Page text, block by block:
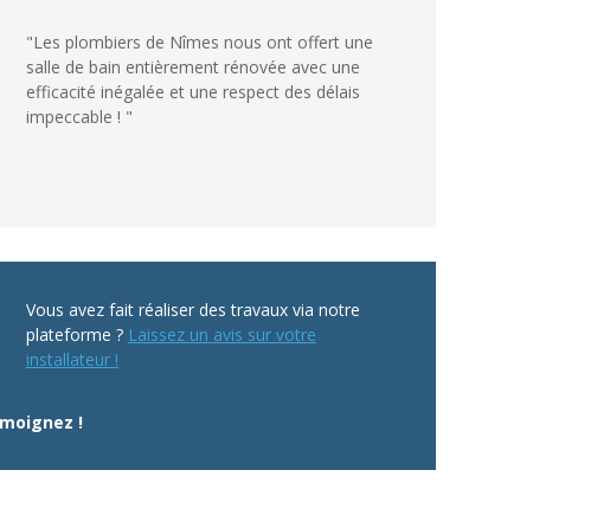
"Les plombiers de Nîmes nous ont offert une
salle de bain entièrement rénovée avec une
efficacité inégalée et une respect des délais
impeccable ! "
Vous avez fait réaliser des travaux via notre
plateforme ? Laissez un avis sur votre
installateur !
!